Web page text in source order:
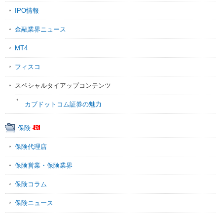
IPO情報
金融業界ニュース
MT4
フィスコ
スペシャルタイアップコンテンツ
カブドットコム証券の魅力
保険
保険代理店
保険営業・保険業界
保険コラム
保険ニュース